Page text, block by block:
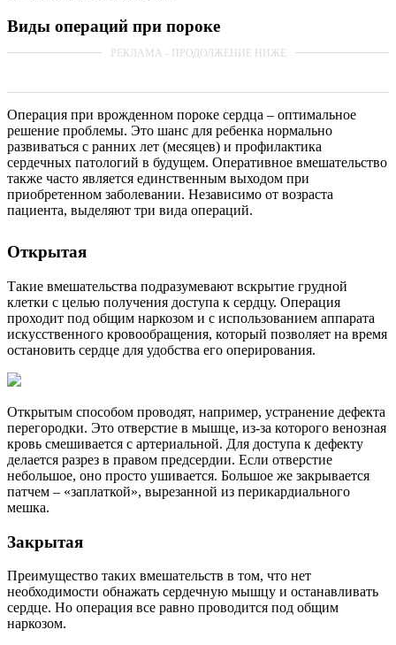
Виды операций при пороке
Операция при врожденном пороке сердца – оптимальное
решение проблемы. Это шанс для ребенка нормально
развиваться с ранних лет (месяцев) и профилактика
сердечных патологий в будущем. Оперативное вмешательство
также часто является единственным выходом при
приобретенном заболевании. Независимо от возраста
пациента, выделяют три вида операций.
Открытая
Такие вмешательства подразумевают вскрытие грудной
клетки с целью получения доступа к сердцу. Операция
проходит под общим наркозом и с использованием аппарата
искусственного кровообращения, который позволяет на время
остановить сердце для удобства его оперирования.
Открытым способом проводят, например, устранение дефекта
перегородки. Это отверстие в мышце, из-за которого венозная
кровь смешивается с артериальной. Для доступа к дефекту
делается разрез в правом предсердии. Если отверстие
небольшое, оно просто ушивается. Большое же закрывается
патчем – «заплаткой», вырезанной из перикардиального
мешка.
Закрытая
Преимущество таких вмешательств в том, что нет
необходимости обнажать сердечную мышцу и останавливать
сердце. Но операция все равно проводится под общим
наркозом.